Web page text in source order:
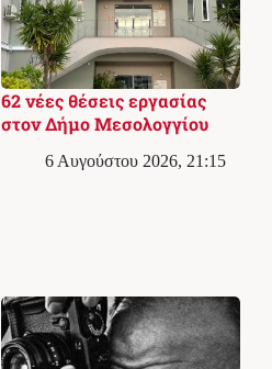
62 νέες θέσεις εργασίας
στον Δήμο Μεσολογγίου
6 Αυγούστου 2026, 21:15